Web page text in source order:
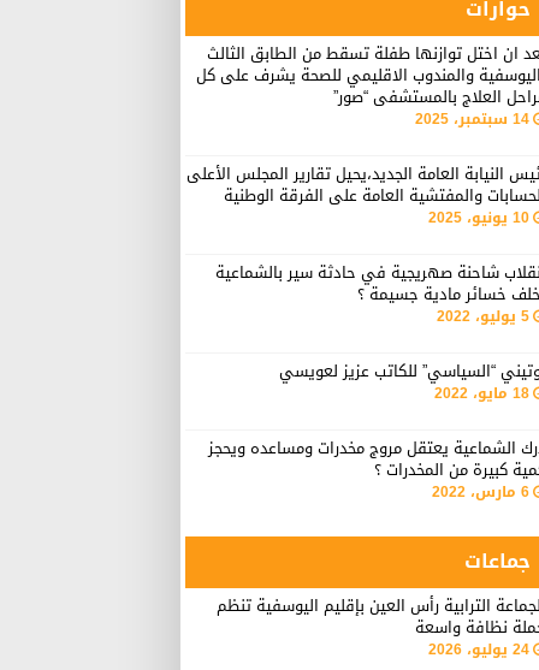
حوارات
ان اختل توازنها طفلة تسقط من الطابق الثالث
والمندوب الاقليمي للصحة يشرف على كل
العلاج بالمستشفى “صور”
14 سبتمبر، 2025
النيابة العامة الجديد،يحيل تقارير المجلس الأعلى
والمفتشية العامة على الفرقة الوطنية
10 يونيو، 2025
شاحنة صهريجية في حادثة سير بالشماعية
خسائر مادية جسيمة ؟
5 يوليو، 2022
“السياسي” للكاتب عزيز لعويسي
18 مايو، 2022
الشماعية يعتقل مروج مخدرات ومساعده ويحجز
كبيرة من المخدرات ؟
6 مارس، 2022
جماعات
الترابية رأس العين بإقليم اليوسفية تنظم
نظافة واسعة
24 يوليو، 2026